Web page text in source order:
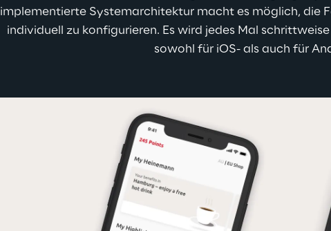
implementierte Systemarchitektur macht es möglich, die
individuell zu konfigurieren. Es wird jedes Mal
sowohl für iOS- als auch für